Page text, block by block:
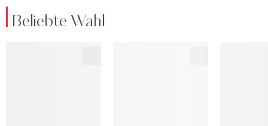
Beliebte Wahl